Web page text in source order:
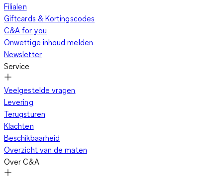
Filialen
Giftcards & Kortingscodes
C&A for you
Onwettige inhoud melden
Newsletter
Service
Veelgestelde vragen
Levering
Terugsturen
Klachten
Beschikbaarheid
Overzicht van de maten
Over C&A